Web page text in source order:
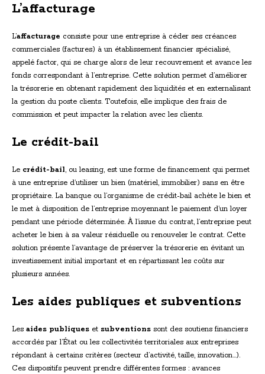
L’affacturage
L’affacturage consiste pour une entreprise à céder ses créances
commerciales (factures) à un établissement financier spécialisé,
appelé factor, qui se charge alors de leur recouvrement et avance les
fonds correspondant à l’entreprise. Cette solution permet d’améliorer
la trésorerie en obtenant rapidement des liquidités et en externalisant
la gestion du poste clients. Toutefois, elle implique des frais de
commission et peut impacter la relation avec les clients.
Le crédit-bail
Le crédit-bail, ou leasing, est une forme de financement qui permet
à une entreprise d’utiliser un bien (matériel, immobilier) sans en être
propriétaire. La banque ou l’organisme de crédit-bail achète le bien et
le met à disposition de l’entreprise moyennant le paiement d’un loyer
pendant une période déterminée. À l’issue du contrat, l’entreprise peut
acheter le bien à sa valeur résiduelle ou renouveler le contrat. Cette
solution présente l’avantage de préserver la trésorerie en évitant un
investissement initial important et en répartissant les coûts sur
plusieurs années.
Les aides publiques et subventions
Les aides publiques et subventions sont des soutiens financiers
accordés par l’État ou les collectivités territoriales aux entreprises
répondant à certains critères (secteur d’activité, taille, innovation…).
Ces dispositifs peuvent prendre différentes formes : avances